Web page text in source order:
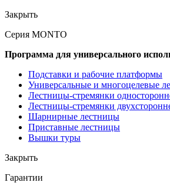
Закрыть
Серия MONTO
Программа для универсального
Подставки и рабочие платформы
Универсальные и многоцелевые
Лестницы-стремянки
Лестницы-стремянки
Шарнирные лестницы
Приставные лестницы
Вышки туры
Закрыть
Гарантии